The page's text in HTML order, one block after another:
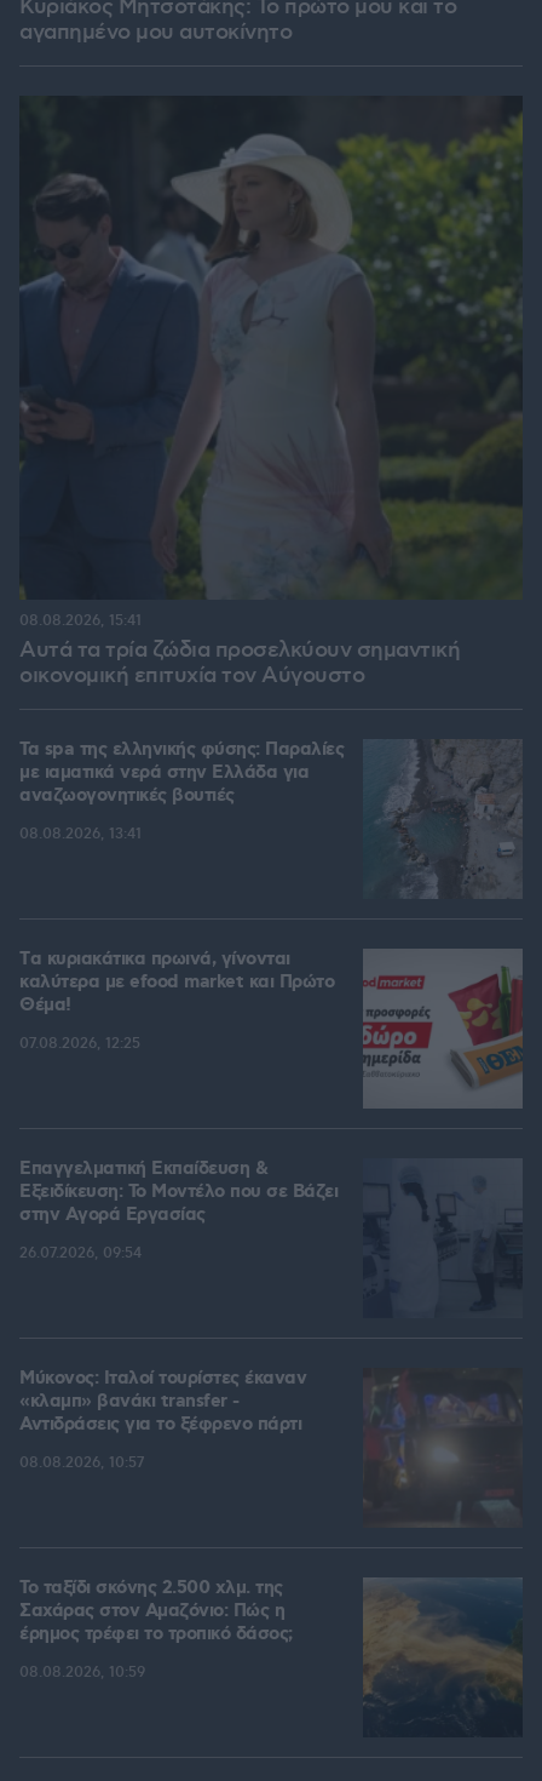
Κυριάκος Μητσοτάκης: Το πρώτο μου και το
αγαπημένο μου αυτοκίνητο
Αυτά τα τρία ζώδια προσελκύουν σημαντική
οικονομική επιτυχία τον Αύγουστο
08.08.2026, 15:41
Τα spa της ελληνικής φύσης: Παραλίες
με ιαματικά νερά στην Ελλάδα για
αναζωογονητικές βουτιές
08.08.2026, 13:41
Tα κυριακάτικα πρωινά, γίνονται
καλύτερα με efood market και Πρώτο
Θέμα!
07.08.2026, 12:25
Επαγγελματική Εκπαίδευση &
Εξειδίκευση: Το Mοντέλο που σε Bάζει
στην Aγορά Eργασίας
26.07.2026, 09:54
Μύκονος: Ιταλοί τουρίστες έκαναν
«κλαμπ» βανάκι transfer -
Αντιδράσεις για το ξέφρενο πάρτι
08.08.2026, 10:57
Το ταξίδι σκόνης 2.500 χλμ. της
Σαχάρας στον Αμαζόνιο: Πώς η
έρημος τρέφει το τροπικό δάσος;
08.08.2026, 10:59